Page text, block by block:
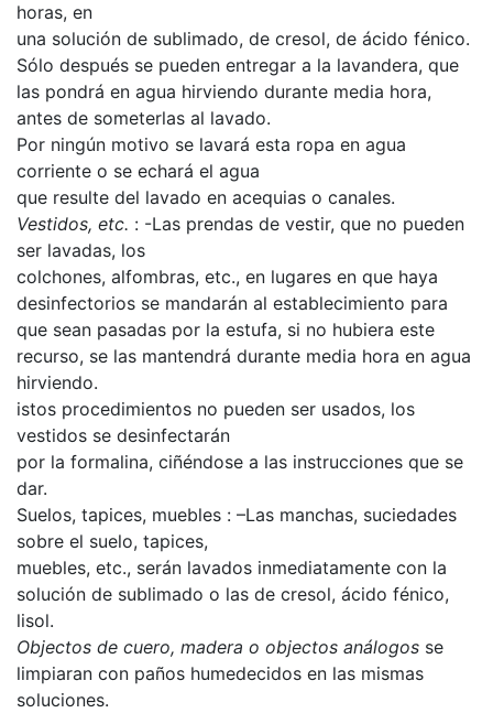
horas, en
una solución de sublimado, de cresol, de ácido fénico.
Sólo después se pueden entregar a la lavandera, que
las pondrá en agua hirviendo durante media hora,
antes de someterlas al lavado.
Por ningún motivo se lavará esta ropa en agua
corriente o se echará el agua
que resulte del lavado en acequias o canales.
Vestidos, etc. : -Las prendas de vestir, que no pueden
ser lavadas, los
colchones, alfombras, etc., en lugares en que haya
desinfectorios se mandarán al establecimiento para
que sean pasadas por la estufa, si no hubiera este
recurso, se las mantendrá durante media hora en agua
hirviendo.
istos procedimientos no pueden ser usados, los
vestidos se desinfectarán
por la formalina, ciñéndose a las instrucciones que se
dar.
Suelos, tapices, muebles : –Las manchas, suciedades
sobre el suelo, tapices,
muebles, etc., serán lavados inmediatamente con la
solución de sublimado o las de cresol, ácido fénico,
lisol.
Objectos de cuero, madera o objectos análogos se
limpiaran con paños humedecidos en las mismas
soluciones.